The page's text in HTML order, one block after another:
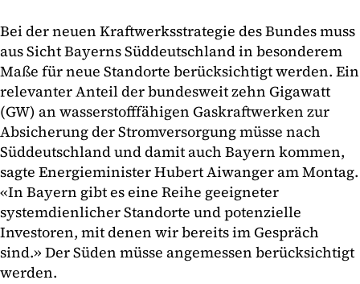
Bei der neuen Kraftwerksstrategie des Bundes muss
aus Sicht Bayerns Süddeutschland in besonderem
Maße für neue Standorte berücksichtigt werden. Ein
relevanter Anteil der bundesweit zehn Gigawatt
(GW) an wasserstofffähigen Gaskraftwerken zur
Absicherung der Stromversorgung müsse nach
Süddeutschland und damit auch Bayern kommen,
sagte Energieminister Hubert Aiwanger am Montag.
«In Bayern gibt es eine Reihe geeigneter
systemdienlicher Standorte und potenzielle
Investoren, mit denen wir bereits im Gespräch
sind.» Der Süden müsse angemessen berücksichtigt
werden.